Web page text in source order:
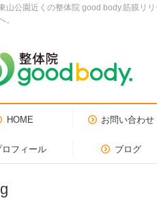
山公園近くの整体院 good body.筋膜リ
。
HOME お問い合わせ
ロフィール ブログ